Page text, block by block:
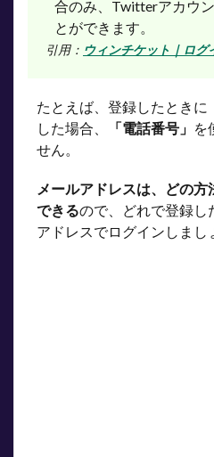
合のみ、Twitterアカウ
とができます。
引用： ウィンチケット｜ログ
たとえば、登録したときに
した場合、
「電話番号」 を
せん。
メールアドレスは、どの
できるので、どれで登録し
アドレスでログインしまし